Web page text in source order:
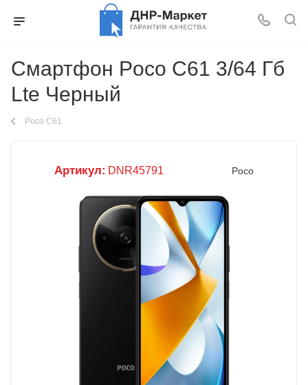
Смартфон Poco C61 3/64 Гб
Lte Черный
Poco C61
Артикул: DNR45791 Poco